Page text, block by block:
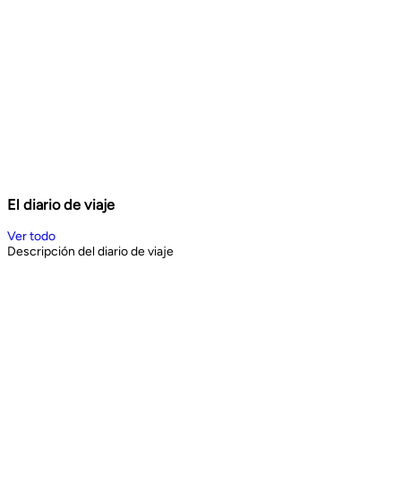
El diario de viaje
Ver todo
Descripción del diario de viaje